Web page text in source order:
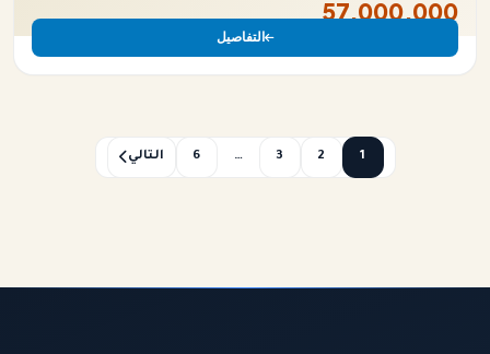
57,000,000
التفاصيل
1
2
3
…
6 التالي